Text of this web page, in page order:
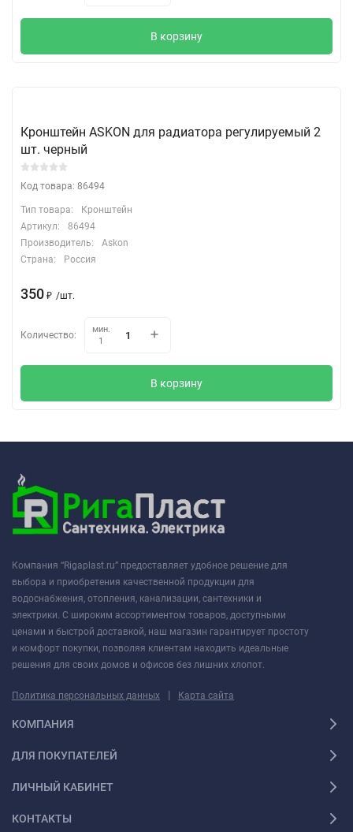
В корзину
Кронштейн ASKON для радиатора регулируемый 2
шт. черный
Код товара: 86494
Тип товара:
Кронштейн
Артикул:
86494
Производитель:
Askon
Страна:
Россия
350 ₽ /шт.
Количество:
мин.
1
В корзину
Компания “Rigaplast.ru” предоставляет удобное решение для
выбора и приобретения качественной продукции для
водоснабжения, отопления, канализации, сантехники и
электрики. С широким ассортиментом товаров, доступными
ценами и быстрой доставкой, наш магазин гарантирует простоту
и комфорт покупки, позволяя клиентам находить идеальные
решения для своих домов и офисов без лишних хлопот.
Политика персональных данных | Карта сайта
КОМПАНИЯ
ДЛЯ ПОКУПАТЕЛЕЙ
ЛИЧНЫЙ КАБИНЕТ
КОНТАКТЫ